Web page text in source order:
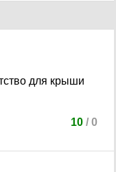
для крыши
10 / 0